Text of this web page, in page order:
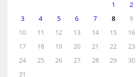
1
2
3
4 5 6 7 8
9
10
11 12 13 14 15
16
17
18 19 20 21 22
23
24
25 26 27 28 29
30
31